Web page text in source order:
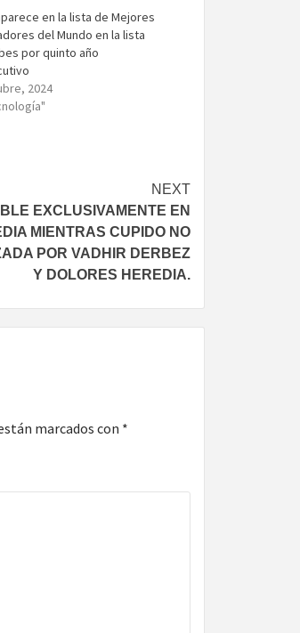
en la lista de Mejores
del Mundo en la lista
por quinto año
2024
NEXT
EXCLUSIVAMENTE EN
MIENTRAS CUPIDO NO
POR VADHIR DERBEZ
Y DOLORES HEREDIA.
marcados con *